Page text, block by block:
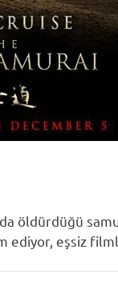
öldürdüğü
ediyor, eşsiz